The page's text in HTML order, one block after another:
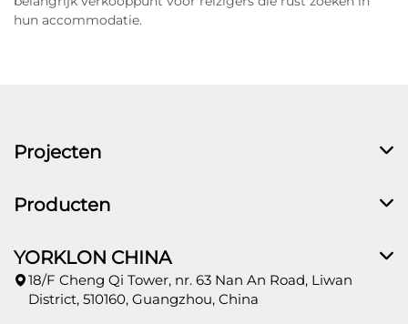
hun accommodatie.
Projecten
Producten
YORKLON CHINA
18/F Cheng Qi Tower, nr. 63 Nan An Road, Liwan
District, 510160, Guangzhou, China